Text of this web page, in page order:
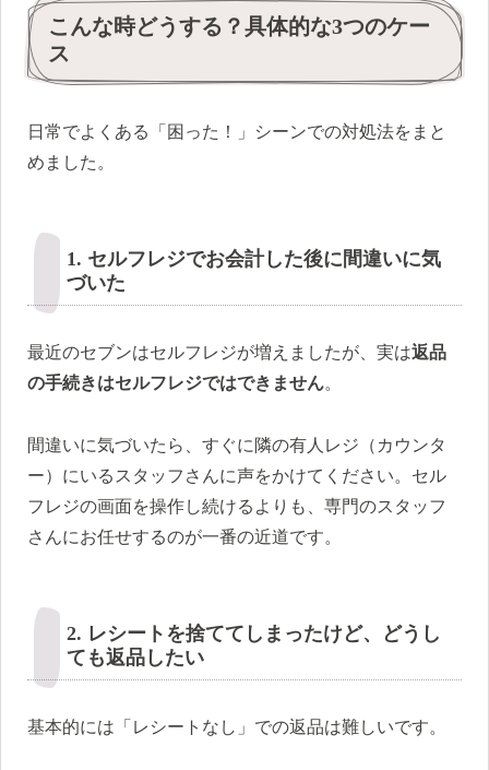
こんな時どうする？具体的な3つのケー
ス
日常でよくある「困った！」シーンでの対処法をまと
めました。
1. セルフレジでお会計した後に間違いに気
づいた
最近のセブンはセルフレジが増えましたが、実は返品
の手続きはセルフレジではできません。
間違いに気づいたら、すぐに隣の有人レジ（カウンタ
ー）にいるスタッフさんに声をかけてください。セル
フレジの画面を操作し続けるよりも、専門のスタッフ
さんにお任せするのが一番の近道です。
2. レシートを捨ててしまったけど、どうし
ても返品したい
基本的には「レシートなし」での返品は難しいです。